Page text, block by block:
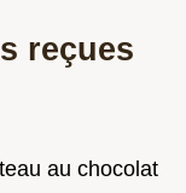
reçues
au chocolat